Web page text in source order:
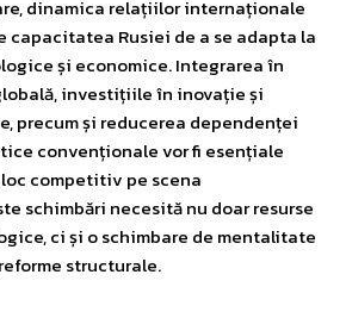
dinamica relațiilor internaționale
capacitatea Rusiei de a se adapta la
și economice. Integrarea în
investițiile în inovație și
precum și reducerea dependenței
convenționale vor fi esențiale
competitiv pe scena
schimbări necesită nu doar resurse
ci și o schimbare de mentalitate
structurale.